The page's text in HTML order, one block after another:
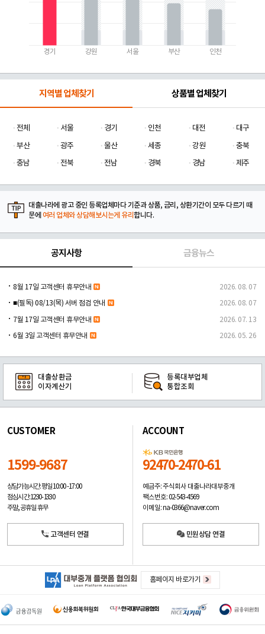
경기 강원 서울 부산 인천
지역별 업체찾기 상품별 업체찾기
전체 서울 경기 인천 대전
대구
부산
광주 울산 세종 강원
충북
충남
전북 전남 경북 경남 제주
대출나라에 광고 중인 등록업체마다 기준과 상품, 금리, 상환기간이 모두 다르기 때
문에 여러 업체와 상담해보시는게 유리합니다.
공지사항 금융뉴스
8월 17일 고객센터 휴무안내 2026. 08. 07
■(필독) 08/13(목) 서버 점검 안내 2026. 08. 07
7월 17일 고객센터 휴무안내 2026. 07. 13
6월 3일 고객센터 휴무안내 2026. 05. 26
대출상환금
이자계산기
등록대부업체
통합조회
CUSTOMER
1599-9687
상담가능시간: 평일10:00 -17:00
점심시간: 12:30 - 13:30
주말, 공휴일 휴무
고객센터 연결
ACCOUNT
92470-2470-61
예금주: 주식회사 대출나라대부중개
팩스번호: 02-543-4569
이메일: na-0366@naver.com
민원상담 연결
홈페이지 바로가기